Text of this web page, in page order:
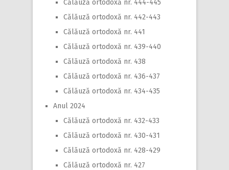
Călăuză ortodoxă nr. 444-445
Călăuză ortodoxă nr. 442-443
Călăuză ortodoxă nr. 441
Călăuză ortodoxă nr. 439-440
Călăuză ortodoxă nr. 438
Călăuză ortodoxă nr. 436-437
Călăuză ortodoxă nr. 434-435
Anul 2024
Călăuză ortodoxă nr. 432-433
Călăuză ortodoxă nr. 430-431
Călăuză ortodoxă nr. 428-429
Călăuză ortodoxă nr. 427